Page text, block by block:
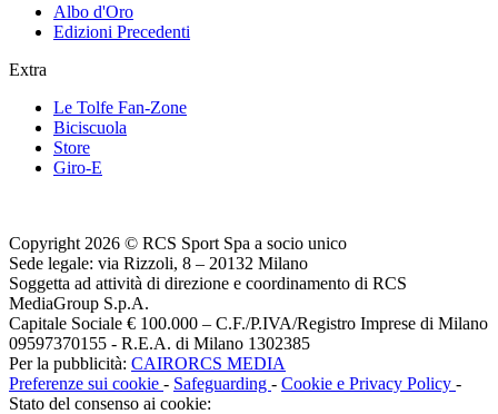
Albo d'Oro
Edizioni Precedenti
Extra
Le Tolfe Fan-Zone
Biciscuola
Store
Giro-E
Copyright 2026 © RCS Sport Spa a socio unico
Sede legale: via Rizzoli, 8 – 20132 Milano
Soggetta ad attività di direzione e coordinamento di RCS
MediaGroup S.p.A.
Capitale Sociale € 100.000 – C.F./P.IVA/Registro Imprese di Milano
09597370155 - R.E.A. di Milano 1302385
Per la pubblicità: CAIRORCS MEDIA
Preferenze sui cookie - Safeguarding - Cookie e Privacy Policy -
Stato del consenso ai cookie: